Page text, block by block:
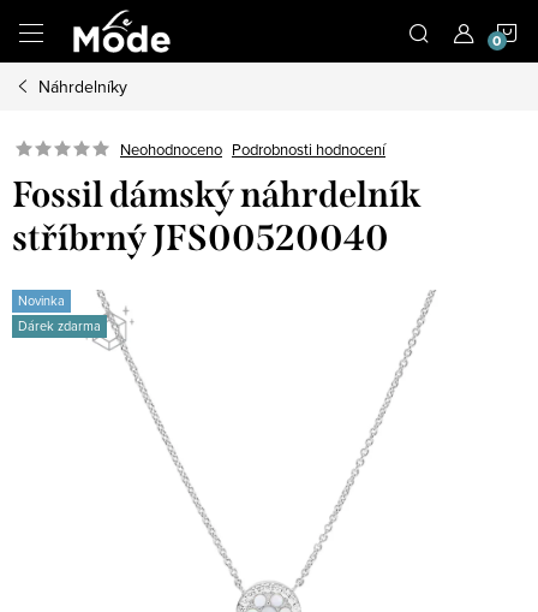
obsah
Náhrdelníky
Neohodnoceno Podrobnosti hodnocení
Fossil dámský náhrdelník
stříbrný JFS00520040
Novinka
Dárek zdarma